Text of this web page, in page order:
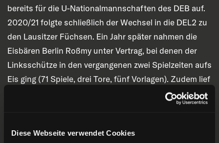
Diese Webseite verwendet Cookies
bereits für die U-Nationalmannschaften des DEB auf.
2020/21 folgte schließlich der Wechsel in die DEL2 zu
den Lausitzer Füchsen. Ein Jahr später nahmen die
Eisbären Berlin Roßmy unter Vertrag, bei denen der
Linksschütze in den vergangenen zwei Spielzeiten aufs
Eis ging (71 Spiele, drei Tore, fünf Vorlagen). Zudem lief
Roßmy in beiden Saisons erneut für den Berliner-
Kooperationspartner Lausitzer Füchse auf (83
der Stürmer weiter gefragt, wurde als Kapitän in das